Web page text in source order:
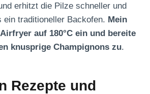
erhitzt die Pilze schneller und
ein traditioneller Backofen. Mein
auf 180°C ein und bereite
knusprige Champignons zu.
Rezepte und